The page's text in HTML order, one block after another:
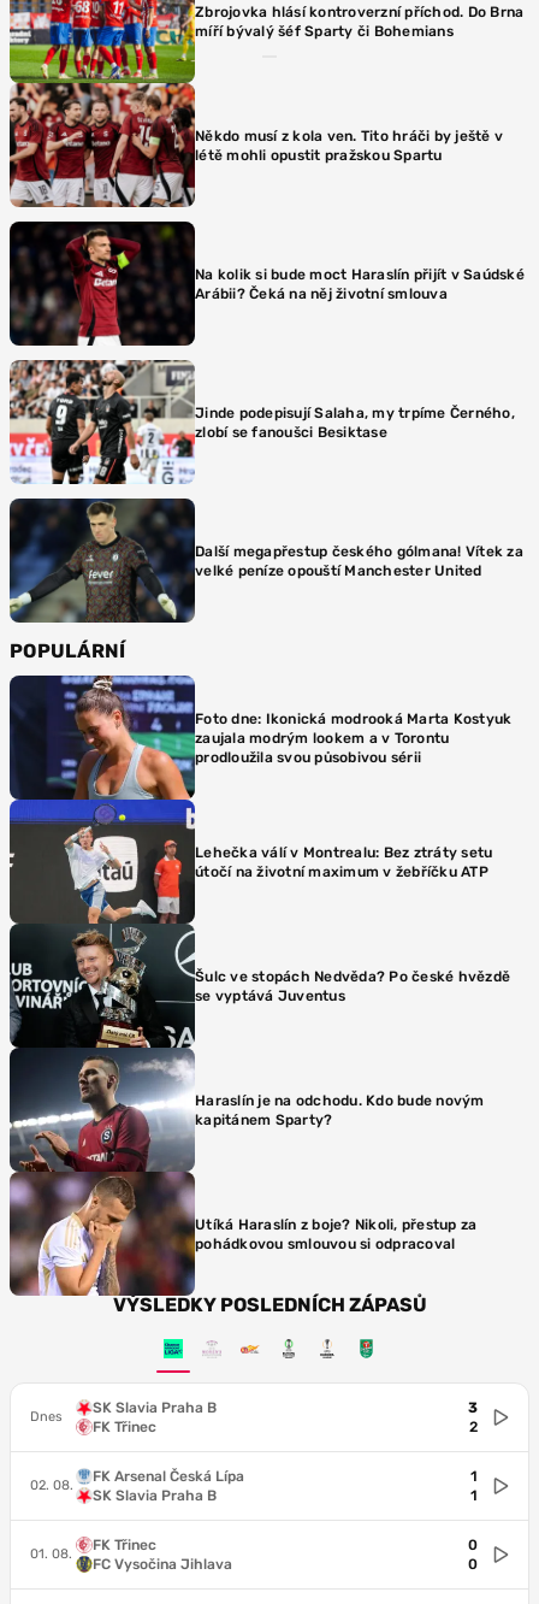
Zbrojovka hlásí kontroverzní příchod. Do Brna
míří bývalý šéf Sparty či Bohemians
Někdo musí z kola ven. Tito hráči by ještě v
létě mohli opustit pražskou Spartu
Na kolik si bude moct Haraslín přijít v Saúdské
Arábii? Čeká na něj životní smlouva
Jinde podepisují Salaha, my trpíme Černého,
zlobí se fanoušci Besiktase
Další megapřestup českého gólmana! Vítek za
velké peníze opouští Manchester United
POPULÁRNÍ
Foto dne: Ikonická modrooká Marta Kostyuk
zaujala modrým lookem a v Torontu
prodloužila svou působivou sérii
Lehečka válí v Montrealu: Bez ztráty setu
útočí na životní maximum v žebříčku ATP
Šulc ve stopách Nedvěda? Po české hvězdě
se vyptává Juventus
Haraslín je na odchodu. Kdo bude novým
kapitánem Sparty?
Utíká Haraslín z boje? Nikoli, přestup za
pohádkovou smlouvou si odpracoval
VÝSLEDKY POSLEDNÍCH ZÁPASŮ
Dnes
SK Slavia Praha B
FK Třinec
3
2
02. 08.
FK Arsenal Česká Lípa
SK Slavia Praha B
1
1
01. 08.
FK Třinec
FC Vysočina Jihlava
0
0